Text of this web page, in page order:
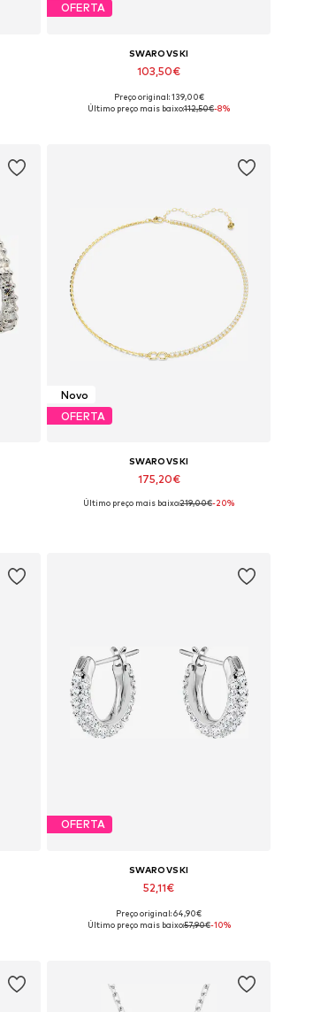
OFERTA
SWAROVSKI
103,50€
Tamanhos disponíveis: One Size
Preço original: 139,00€
Último preço mais baixo:112,50€-8%
Novo
OFERTA
SWAROVSKI
175,20€
Tamanhos disponíveis: One Size
Último preço mais baixo:219,00€-20%
OFERTA
SWAROVSKI
52,11€
Tamanhos disponíveis: One Size
Preço original: 64,90€
Último preço mais baixo:57,90€-10%